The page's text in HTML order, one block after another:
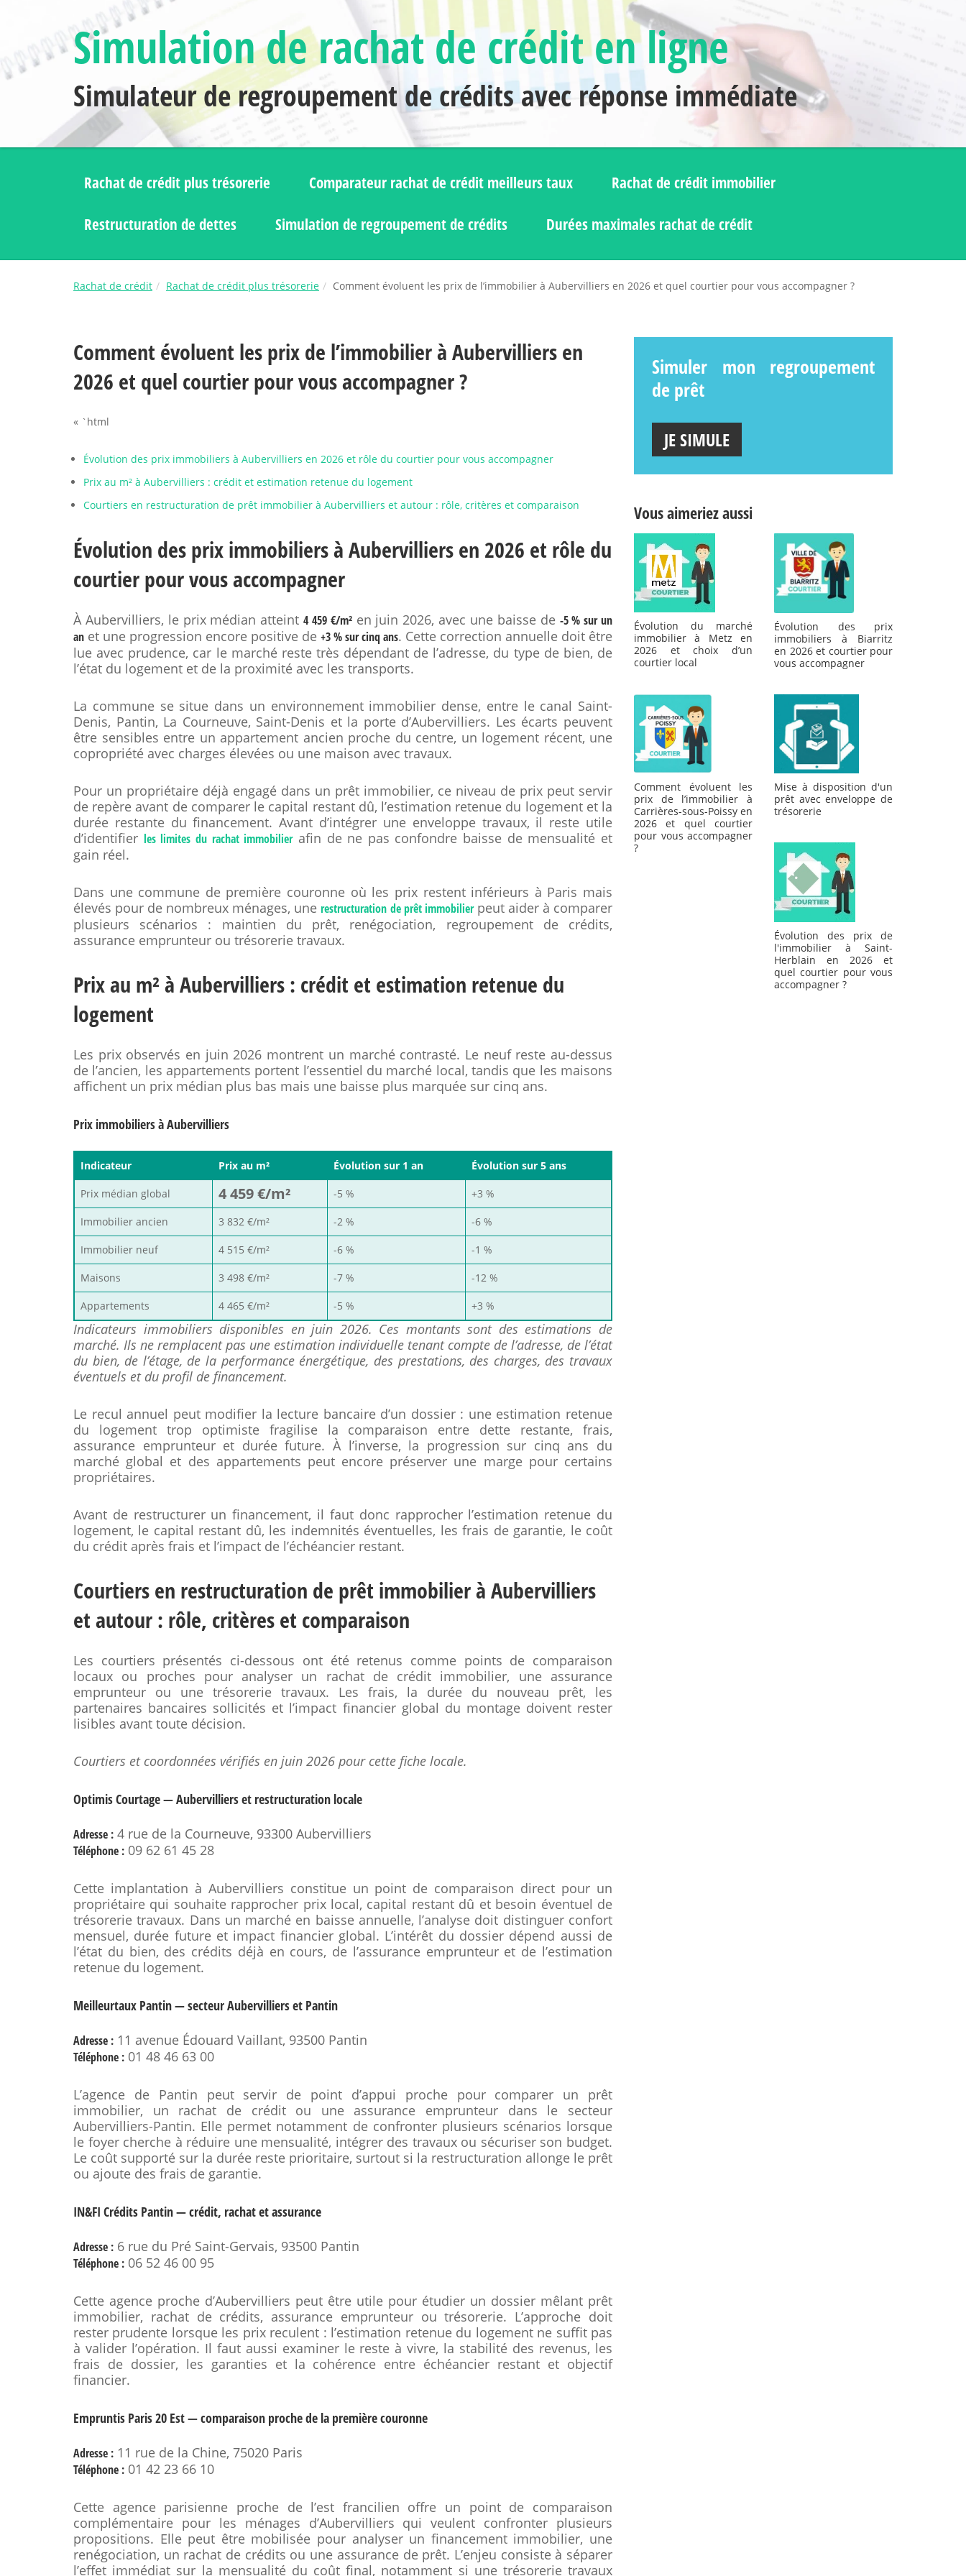
Simulation de rachat de crédit en ligne
Simulateur de regroupement de crédits avec réponse immédiate
Rachat de crédit plus trésorerie Comparateur rachat de crédit meilleurs taux Rachat de crédit immobilier
Restructuration de dettes Simulation de regroupement de crédits Durées maximales rachat de crédit
Rachat de crédit Rachat de crédit plus trésorerie Comment évoluent les prix de l’immobilier à Aubervilliers en 2026 et quel courtier pour vous accompagner ?
Comment évoluent les prix de l’immobilier à Aubervilliers en
2026 et quel courtier pour vous accompagner ?
« `html
Évolution des prix immobiliers à Aubervilliers en 2026 et rôle du courtier pour vous accompagner
Prix au m² à Aubervilliers : crédit et estimation retenue du logement
Courtiers en restructuration de prêt immobilier à Aubervilliers et autour : rôle, critères et comparaison
Évolution des prix immobiliers à Aubervilliers en 2026 et rôle du
courtier pour vous accompagner
À Aubervilliers, le prix médian atteint4 459 €/m²en juin 2026, avec une baisse de -5 % sur un
an et une progression encore positive de +3 % sur cinq ans. Cette correction annuelle doit être
lue avec prudence, car le marché reste très dépendant de l’adresse, du type de bien, de
l’état du logement et de la proximité avec les transports.
La commune se situe dans un environnement immobilier dense, entre le canal Saint-
Denis, Pantin, La Courneuve, Saint-Denis et la porte d’Aubervilliers. Les écarts peuvent
être sensibles entre un appartement ancien proche du centre, un logement récent, une
copropriété avec charges élevées ou une maison avec travaux.
Pour un propriétaire déjà engagé dans un prêt immobilier, ce niveau de prix peut servir
de repère avant de comparer le capital restant dû, l’estimation retenue du logement et la
durée restante du financement. Avant d’intégrer une enveloppe travaux, il reste utile
d’identifier les limites du rachat immobilierafin de ne pas confondre baisse de mensualité et
gain réel.
Dans une commune de première couronne où les prix restent inférieurs à Paris mais
élevés pour de nombreux ménages, unerestructuration de prêt immobilierpeut aider à comparer
plusieurs scénarios : maintien du prêt, renégociation, regroupement de crédits,
assurance emprunteur ou trésorerie travaux.
Prix au m² à Aubervilliers : crédit et estimation retenue du
logement
Les prix observés en juin 2026 montrent un marché contrasté. Le neuf reste au-dessus
de l’ancien, les appartements portent l’essentiel du marché local, tandis que les maisons
affichent un prix médian plus bas mais une baisse plus marquée sur cinq ans.
Prix immobiliers à Aubervilliers
Indicateur Prix au m² Évolution sur 1 an Évolution sur 5 ans
Prix médian global 4 459 €/m² -5 % +3 %
Immobilier ancien 3 832 €/m² -2 % -6 %
Immobilier neuf 4 515 €/m² -6 % -1 %
Maisons 3 498 €/m² -7 % -12 %
Appartements 4 465 €/m² -5 % +3 %
Indicateurs immobiliers disponibles en juin 2026. Ces montants sont des estimations de
marché. Ils ne remplacent pas une estimation individuelle tenant compte de l’adresse, de l’état
du bien, de l’étage, de la performance énergétique, des prestations, des charges, des travaux
éventuels et du profil de financement.
Le recul annuel peut modifier la lecture bancaire d’un dossier : une estimation retenue
du logement trop optimiste fragilise la comparaison entre dette restante, frais,
assurance emprunteur et durée future. À l’inverse, la progression sur cinq ans du
marché global et des appartements peut encore préserver une marge pour certains
propriétaires.
Avant de restructurer un financement, il faut donc rapprocher l’estimation retenue du
logement, le capital restant dû, les indemnités éventuelles, les frais de garantie, le coût
du crédit après frais et l’impact de l’échéancier restant.
Courtiers en restructuration de prêt immobilier à Aubervilliers
et autour : rôle, critères et comparaison
Les courtiers présentés ci-dessous ont été retenus comme points de comparaison
locaux ou proches pour analyser un rachat de crédit immobilier, une assurance
emprunteur ou une trésorerie travaux. Les frais, la durée du nouveau prêt, les
partenaires bancaires sollicités et l’impact financier global du montage doivent rester
lisibles avant toute décision.
Courtiers et coordonnées vérifiés en juin 2026 pour cette fiche locale.
Optimis Courtage — Aubervilliers et restructuration locale
Adresse : 4 rue de la Courneuve, 93300 Aubervilliers
Téléphone : 09 62 61 45 28
Cette implantation à Aubervilliers constitue un point de comparaison direct pour un
propriétaire qui souhaite rapprocher prix local, capital restant dû et besoin éventuel de
trésorerie travaux. Dans un marché en baisse annuelle, l’analyse doit distinguer confort
mensuel, durée future et impact financier global. L’intérêt du dossier dépend aussi de
l’état du bien, des crédits déjà en cours, de l’assurance emprunteur et de l’estimation
retenue du logement.
Meilleurtaux Pantin — secteur Aubervilliers et Pantin
Adresse : 11 avenue Édouard Vaillant, 93500 Pantin
Téléphone : 01 48 46 63 00
L’agence de Pantin peut servir de point d’appui proche pour comparer un prêt
immobilier, un rachat de crédit ou une assurance emprunteur dans le secteur
Aubervilliers-Pantin. Elle permet notamment de confronter plusieurs scénarios lorsque
le foyer cherche à réduire une mensualité, intégrer des travaux ou sécuriser son budget.
Le coût supporté sur la durée reste prioritaire, surtout si la restructuration allonge le prêt
ou ajoute des frais de garantie.
IN&FI Crédits Pantin — crédit, rachat et assurance
Adresse : 6 rue du Pré Saint-Gervais, 93500 Pantin
Téléphone : 06 52 46 00 95
Cette agence proche d’Aubervilliers peut être utile pour étudier un dossier mêlant prêt
immobilier, rachat de crédits, assurance emprunteur ou trésorerie. L’approche doit
rester prudente lorsque les prix reculent : l’estimation retenue du logement ne suffit pas
à valider l’opération. Il faut aussi examiner le reste à vivre, la stabilité des revenus, les
frais de dossier, les garanties et la cohérence entre échéancier restant et objectif
financier.
Empruntis Paris 20 Est — comparaison proche de la première couronne
Adresse : 11 rue de la Chine, 75020 Paris
Téléphone : 01 42 23 66 10
Cette agence parisienne proche de l’est francilien offre un point de comparaison
complémentaire pour les ménages d’Aubervilliers qui veulent confronter plusieurs
propositions. Elle peut être mobilisée pour analyser un financement immobilier, une
renégociation, un rachat de crédits ou une assurance de prêt. L’enjeu consiste à séparer
l’effet immédiat sur la mensualité du coût final, notamment si une trésorerie travaux
Simuler mon regroupement
de prêt
JE SIMULE
Vous aimeriez aussi
Évolution du marché
immobilier à Metz en
2026 et choix d’un
courtier local
Évolution des prix
immobiliers à Biarritz
en 2026 et courtier pour
vous accompagner
Comment évoluent les
prix de l’immobilier à
Carrières-sous-Poissy en
2026 et quel courtier
pour vous accompagner
?
Mise à disposition d'un
prêt avec enveloppe de
trésorerie
Évolution des prix de
l'immobilier à Saint-
Herblain en 2026 et
quel courtier pour vous
accompagner ?